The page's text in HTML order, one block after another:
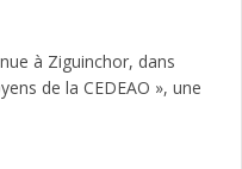
à Ziguinchor, dans
de la CEDEAO », une